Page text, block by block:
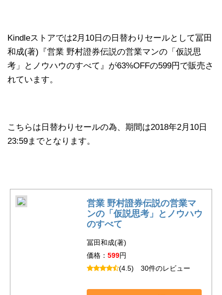
Kindleストアでは2月10日の日替わりセールとして冨田
和成(著)『営業 野村證券伝説の営業マンの「仮説思
考」とノウハウのすべて』が63%OFFの599円で販売さ
れています。
こちらは日替わりセールの為、期間は2018年2月10日
23:59までとなります。
営業 野村證券伝説の営業マ
ンの「仮説思考」とノウハウ
のすべて
冨田和成(著)
価格： 599円
(4.5) 30件のレビュー